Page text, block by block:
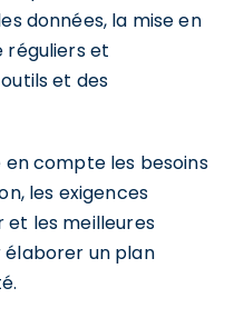
données, la mise en
réguliers et
et des
compte les besoins
les exigences
et les meilleures
un plan